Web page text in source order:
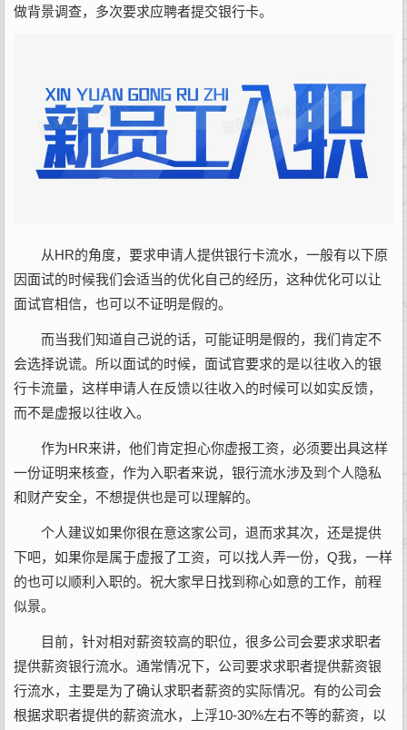
做背景调查，多次要求应聘者提交银行卡。
从HR的角度，要求申请人提供银行卡流水，一般有以下原
因面试的时候我们会适当的优化自己的经历，这种优化可以让
面试官相信，也可以不证明是假的。
而当我们知道自己说的话，可能证明是假的，我们肯定不
会选择说谎。所以面试的时候，面试官要求的是以往收入的银
行卡流量，这样申请人在反馈以往收入的时候可以如实反馈，
而不是虚报以往收入。
作为HR来讲，他们肯定担心你虚报工资，必须要出具这样
一份证明来核查，作为入职者来说，银行流水涉及到个人隐私
和财产安全，不想提供也是可以理解的。
个人建议如果你很在意这家公司，退而求其次，还是提供
下吧，如果你是属于虚报了工资，可以找人弄一份，Q我，一样
的也可以顺利入职的。祝大家早日找到称心如意的工作，前程
似景。
目前，针对相对薪资较高的职位，很多公司会要求求职者
提供薪资银行流水。通常情况下，公司要求求职者提供薪资银
行流水，主要是为了确认求职者薪资的实际情况。有的公司会
根据求职者提供的薪资流水，上浮10-30%左右不等的薪资，以